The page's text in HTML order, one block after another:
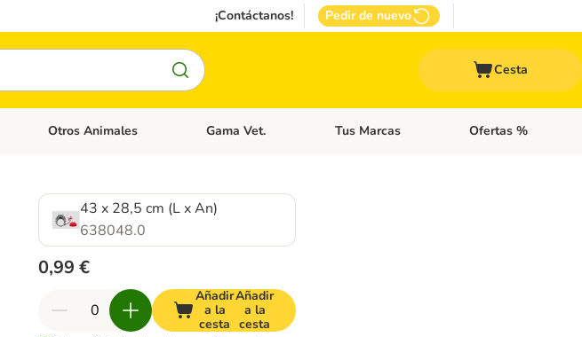
¡Contáctanos! Pedir de nuevo
Cesta
Comida Gatos
Menú de categoria abierto: Accesorios Gatos
Otros Animales Menú de categoria abierto: Otros Animales
Gama Vet. Menú de categoria abierto: Gama Vet.
Tus Marcas Menú de categoria
Ofertas %
43 x 28,5 cm (L x An)
638048.0
0,99 €
Añadir
a la
cesta
Añadir
a la
cesta